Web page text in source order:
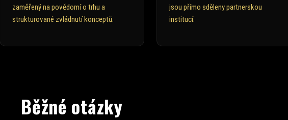
zaměřený na povědomí o trhu a
strukturované zvládnutí konceptů.
jsou přímo sděleny partnerskou
institucí.
Běžné otázky